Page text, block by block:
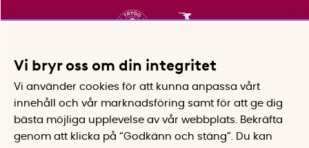
Vi bryr oss om din integritet
Vi använder cookies för att kunna anpassa vårt
innehåll och vår marknadsföring samt för att ge dig
bästa möjliga upplevelse av vår webbplats.
Bekräfta
genom att klicka på “Godkänn och stäng”. Du kan